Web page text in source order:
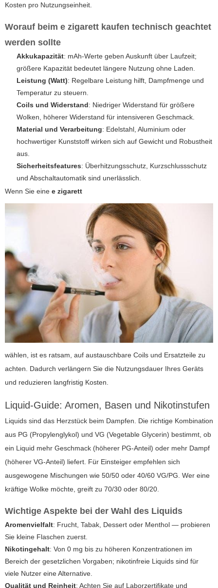
Kosten pro Nutzungseinheit.
Worauf beim e zigarett kaufen technisch geachtet
werden sollte
Akkukapazität: mAh-Werte geben Auskunft über Laufzeit;
größere Kapazität bedeutet längere Nutzung ohne Laden.
Leistung (Watt): Regelbare Leistung hilft, Dampfmenge und
Temperatur zu steuern.
Coils und Widerstand: Niedriger Widerstand für größere
Wolken, höherer Widerstand für intensiveren Geschmack.
Material und Verarbeitung: Edelstahl, Aluminium oder
hochwertiger Kunststoff wirken sich auf Gewicht und Robustheit
aus.
Sicherheitsfeatures: Überhitzungsschutz, Kurzschlussschutz
und Abschaltautomatik sind unerlässlich.
Wenn Sie eine e zigarett
wählen, ist es ratsam, auf austauschbare Coils und Ersatzteile zu
achten. Dadurch verlängern Sie die Nutzungsdauer Ihres Geräts
und reduzieren langfristig Kosten.
Liquid-Guide: Aromen, Basen und Nikotinstufen
Liquids sind das Herzstück beim Dampfen. Die richtige Kombination
aus PG (Propylenglykol) und VG (Vegetable Glycerin) bestimmt, ob
ein Liquid mehr Geschmack (höherer PG-Anteil) oder mehr Dampf
(höherer VG-Anteil) liefert. Für Einsteiger empfehlen sich
ausgewogene Mischungen wie 50/50 oder 40/60 VG/PG. Wer eine
kräftige Wolke möchte, greift zu 70/30 oder 80/20.
Wichtige Aspekte bei der Wahl des Liquids
Aromenvielfalt: Frucht, Tabak, Dessert oder Menthol — probieren
Sie kleine Flaschen zuerst.
Nikotingehalt: Von 0 mg bis zu höheren Konzentrationen im
Bereich der gesetzlichen Vorgaben; nikotinfreie Liquids sind für
viele Nutzer eine Alternative.
Qualität und Reinheit: Achten Sie auf Laborzertifikate und